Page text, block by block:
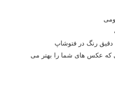
که عکس های شما را بهتر می